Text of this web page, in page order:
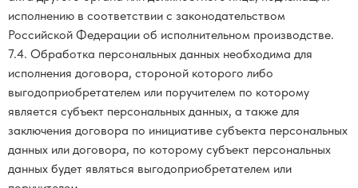
исполнению в соответствии с законодательством
Российской Федерации об исполнительном производстве.
7.4. Обработка персональных данных необходима для
исполнения договора, стороной которого либо
выгодоприобретателем или поручителем по которому
является субъект персональных данных, а также для
заключения договора по инициативе субъекта персональных
данных или договора, по которому субъект персональных
данных будет являться выгодоприобретателем или